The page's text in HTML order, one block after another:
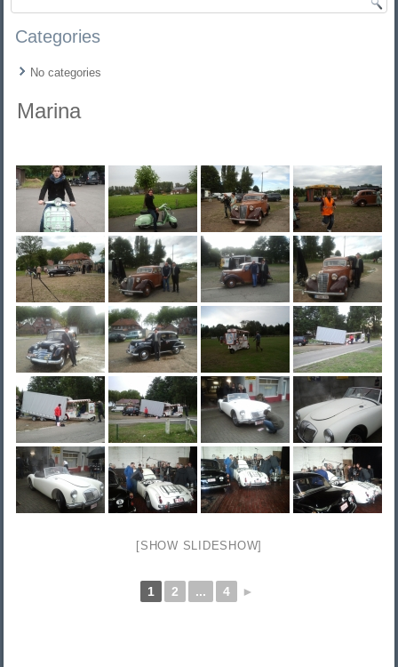
Categories
No categories
Marina
[SHOW SLIDESHOW]
1 2 ... 4 ►